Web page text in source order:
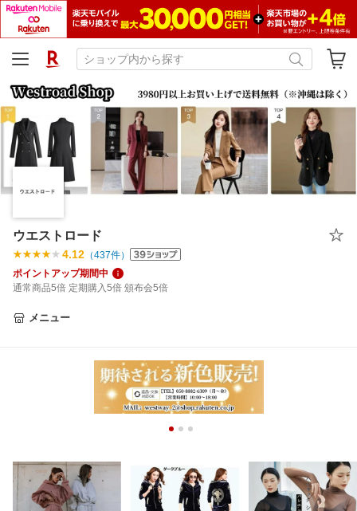
ウエストロード
4.12 （437件）
ポイントアップ期間中
通常商品5倍 定期購入5倍 頒布会5倍
メニュー